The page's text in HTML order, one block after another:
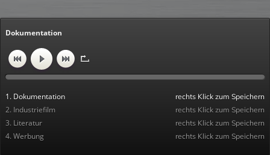
Dokumentation
1. Dokumentation rechts Klick zum Speichern
2. Industriefilm rechts Klick zum Speichern
3. Literatur rechts Klick zum Speichern
4. Werbung rechts Klick zum Speichern